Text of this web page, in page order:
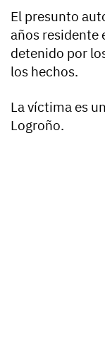
El presunto
años residente
detenido por
los hechos.
La víctima es
Logroño.